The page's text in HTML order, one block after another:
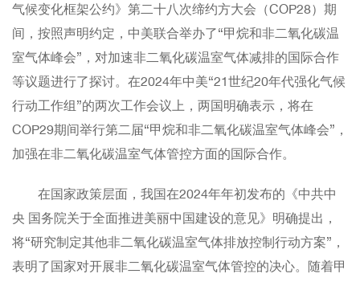
气候变化框架公约》第二十八次缔约方大会（COP28）期
间，按照声明约定，中美联合举办了“甲烷和非二氧化碳温
室气体峰会”，对加速非二氧化碳温室气体减排的国际合作
等议题进行了探讨。在2024年中美“21世纪20年代强化气候
行动工作组”的两次工作会议上，两国明确表示，将在
COP29期间举行第二届“甲烷和非二氧化碳温室气体峰会”，
加强在非二氧化碳温室气体管控方面的国际合作。
在国家政策层面，我国在2024年年初发布的《中共中
央 国务院关于全面推进美丽中国建设的意见》明确提出，
将“研究制定其他非二氧化碳温室气体排放控制行动方案”，
表明了国家对开展非二氧化碳温室气体管控的决心。随着甲